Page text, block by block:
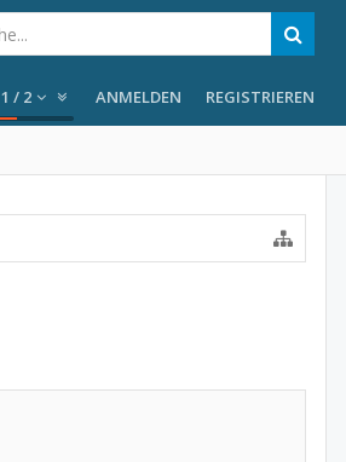
1 / 2 ANMELDEN REGISTRIEREN